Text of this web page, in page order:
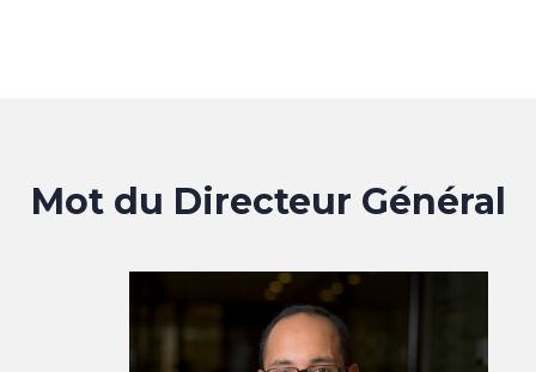
Mot du Directeur Général